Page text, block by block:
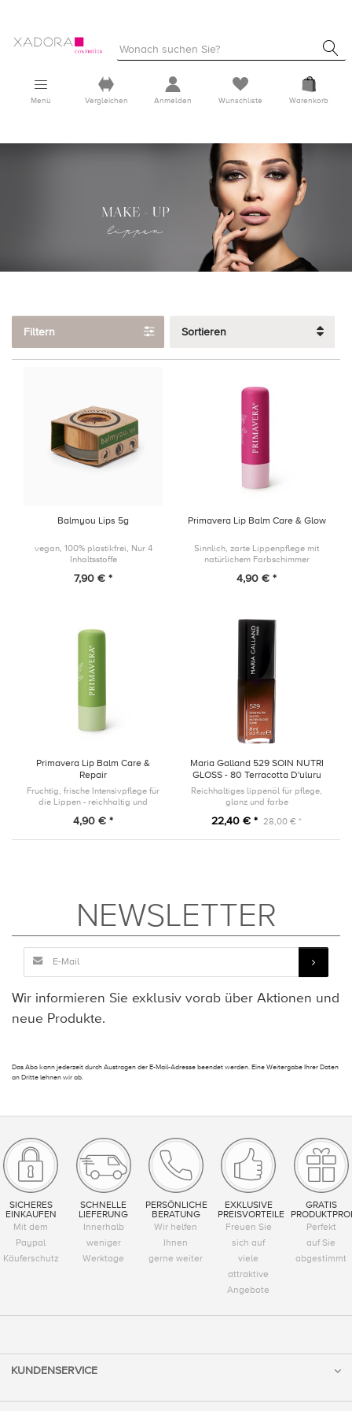
Menü Vergleichen Anmelden Wunschliste Warenkorb
Filtern Sortieren
Balmyou Lips 5g
vegan, 100% plastikfrei, Nur 4
Inhaltsstoffe
7,90 € *
Primavera Lip Balm Care & Glow
Sinnlich, zarte Lippenpflege mit
natürlichem Farbschimmer
4,90 € *
Primavera Lip Balm Care &
Repair
Fruchtig, frische Intensivpflege für
die Lippen - reichhaltig und
4,90 € *
Maria Galland 529 SOIN NUTRI
GLOSS - 80 Terracotta D'uluru
Reichhaltiges lippenöl für pflege,
glanz und farbe
22,40 € * 28,00 € *
NEWSLETTER
Wir informieren Sie exklusiv vorab über Aktionen und
neue Produkte.
Das Abo kann jederzeit durch Austragen der E-Mail-Adresse beendet werden. Eine Weitergabe Ihrer Daten
an Dritte lehnen wir ab.
SICHERES
EINKAUFEN
Mit dem
Paypal
Käuferschutz
SCHNELLE
LIEFERUNG
Innerhalb
weniger
Werktage
PERSÖNLICHE
BERATUNG
Wir helfen
Ihnen
gerne weiter
EXKLUSIVE
PREISVORTEILE
Freuen Sie
sich auf
viele
attraktive
Angebote
GRATIS
Perfekt
auf Sie
abgestimmt
KUNDENSERVICE